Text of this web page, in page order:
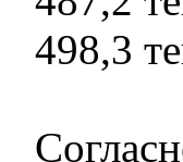
498,3